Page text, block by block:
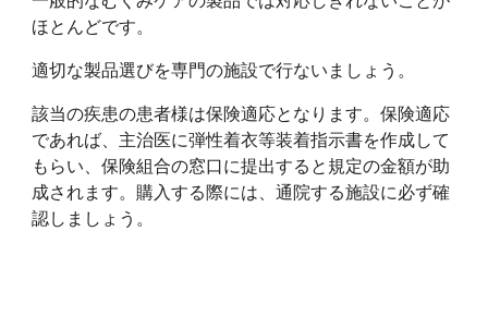
ほとんどです。
適切な製品選びを専門の施設で行ないましょう。
該当の疾患の患者様は保険適応となります。保険適応
であれば、主治医に弾性着衣等装着指示書を作成して
もらい、保険組合の窓口に提出すると規定の金額が助
成されます。購入する際には、通院する施設に必ず確
認しましょう。